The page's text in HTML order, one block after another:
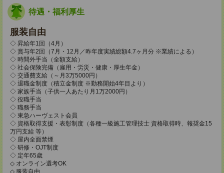
待遇・福利厚生
服装自由
◇ 昇給年1回（4月）
◇ 賞与年2回（7月・12月／昨年度実績総額4.7ヶ月分 ※業績による）
◇ 時間外手当（全額支給）
◇ 社会保険完備（雇用・労災・健康・厚生年金）
◇ 交通費支給（～月3万5000円）
◇ 退職金制度（積立金制度 ※勤務開始4年目より）
◇ 家族手当（子供一人あたり月1万2000円）
◇ 役職手当
◇ 職務手当
◇ 東急ハーヴェスト会員
◇ 資格取得支援・表彰制度（各種一級施工管理技士 資格取得時、報奨金15
万円支給 等）
◇ 屋内全面禁煙
◇ 研修・OJT制度
◇ 定年65歳
◇ オンライン選考OK
◇ 服装自由